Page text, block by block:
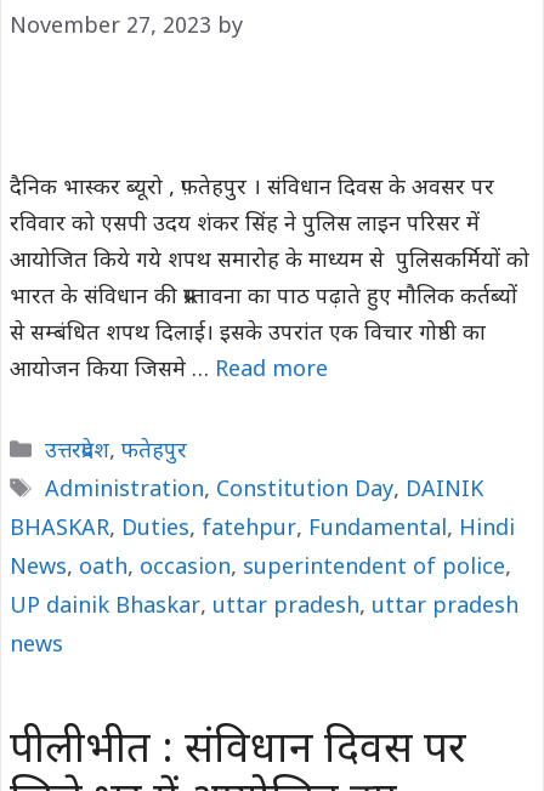
November 27, 2023 by
दैनिक भास्कर ब्यूरो , फ़तेहपुर । संविधान दिवस के अवसर पर
रविवार को एसपी उदय शंकर सिंह ने पुलिस लाइन परिसर में
आयोजित किये गये शपथ समारोह के माध्यम से पुलिसकर्मियों को
भारत के संविधान की प्रस्तावना का पाठ पढ़ाते हुए मौलिक कर्तब्यों
से सम्बंधित शपथ दिलाई। इसके उपरांत एक विचार गोष्ठी का
आयोजन किया जिसमे … Read more
Categories
उत्तरप्रदेश, फतेहपुर
Tags
Administration, Constitution Day, DAINIK
BHASKAR, Duties, fatehpur, Fundamental, Hindi
News, oath, occasion, superintendent of police,
UP dainik Bhaskar, uttar pradesh, uttar pradesh
news
पीलीभीत : संविधान दिवस पर